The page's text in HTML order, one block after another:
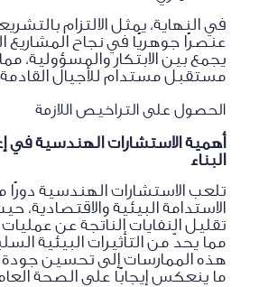
في النهاية، يمثل الالتزام
عنصرًا جوهريًا في نجاح
يجمع بين الابتكار والمسؤولية،
مستقبل مستدام للأجيال
الحصول على التراخيص اللازمة
أهمية الاستشارات الهندسية في
البناء
تلعب الاستشارات الهندسية دورًا
الاستدامة البيئية
تقليل النفايات الناتجة عن عمليات
مما يحدّ من التأثيرات البيئية
هذه الممارسات إلى تحسين جودة
ما ينعكس إيجابًا على الصحة